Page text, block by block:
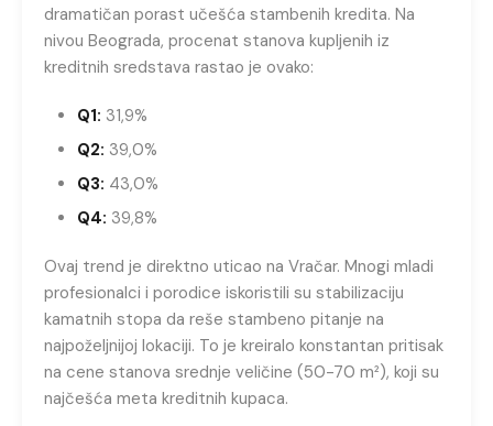
dramatičan porast učešća stambenih kredita. Na
nivou Beograda, procenat stanova kupljenih iz
kreditnih sredstava rastao je ovako:
Q1: 31,9%
Q2: 39,0%
Q3: 43,0%
Q4: 39,8%
Ovaj trend je direktno uticao na Vračar. Mnogi mladi
profesionalci i porodice iskoristili su stabilizaciju
kamatnih stopa da reše stambeno pitanje na
najpoželjnijoj lokaciji. To je kreiralo konstantan pritisak
na cene stanova srednje veličine (50-70 m²), koji su
najčešća meta kreditnih kupaca.